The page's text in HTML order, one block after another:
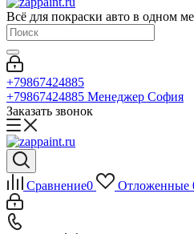
Всё для покраски авто в одном
+79867424885
+79867424885 Менеджер София
Заказать звонок
Сравнение0 Отложенные